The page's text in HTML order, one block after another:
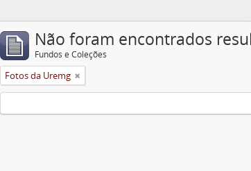
Não foram encontrados
Fundos e Coleções
Fotos da Uremg